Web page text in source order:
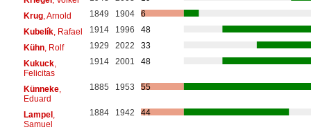
Krug, Arnold 1849 1904
6
Kubelík, Rafael 1914 1996
48
Kühn, Rolf 1929 2022
33
Kukuck,
Felicitas
1914 2001 48
Künneke,
Eduard
1885 1953 55
Lampel,
Samuel
1884 1942 44